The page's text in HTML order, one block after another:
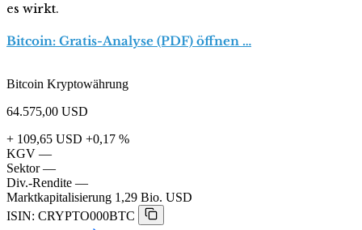
es wirkt.
Bitcoin: Gratis-Analyse (PDF) öffnen …
Bitcoin Kryptowährung
64.575,00 USD
+ 109,65 USD +0,17 %
KGV —
Sektor —
Div.-Rendite —
Marktkapitalisierung 1,29 Bio. USD
ISIN: CRYPTO000BTC